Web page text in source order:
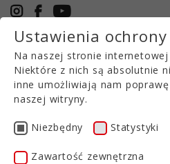
+49 5971 94632-0
PARTNERZY
W VOLMER
Ustawienia ochrony
Na naszej stronie
Niektóre z nich są absolutnie
inne umożliwiają nam
naszej witryny.
Niezbędny Statystyki
Zawartość zewnętrzna